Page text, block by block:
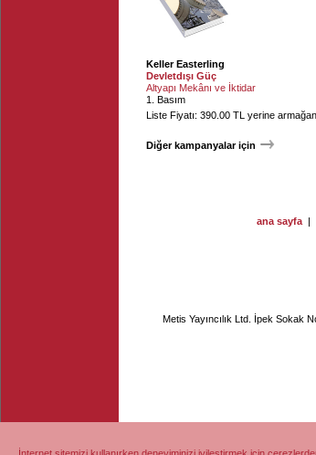
Keller Easterling
Devletdışı Güç
Altyapı Mekânı ve İktidar
1. Basım
Liste Fiyatı: 390.00 TL yerine armağan
Diğer kampanyalar için
ana sayfa |
Metis Yayıncılık Ltd. İpek Sokak